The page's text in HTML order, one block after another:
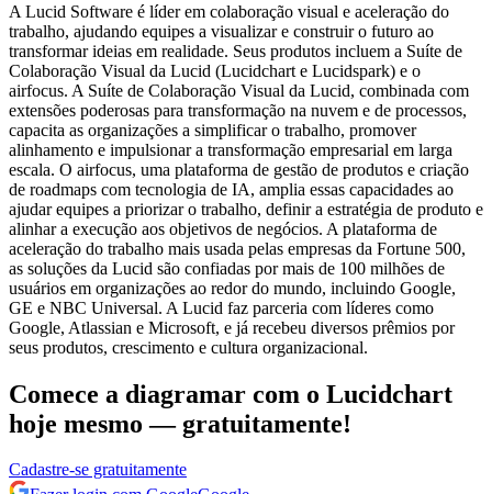
A Lucid Software é líder em colaboração visual e aceleração do
trabalho, ajudando equipes a visualizar e construir o futuro ao
transformar ideias em realidade. Seus produtos incluem a Suíte de
Colaboração Visual da Lucid (Lucidchart e Lucidspark) e o
airfocus. A Suíte de Colaboração Visual da Lucid, combinada com
extensões poderosas para transformação na nuvem e de processos,
capacita as organizações a simplificar o trabalho, promover
alinhamento e impulsionar a transformação empresarial em larga
escala. O airfocus, uma plataforma de gestão de produtos e criação
de roadmaps com tecnologia de IA, amplia essas capacidades ao
ajudar equipes a priorizar o trabalho, definir a estratégia de produto e
alinhar a execução aos objetivos de negócios. A plataforma de
aceleração do trabalho mais usada pelas empresas da Fortune 500,
as soluções da Lucid são confiadas por mais de 100 milhões de
usuários em organizações ao redor do mundo, incluindo Google,
GE e NBC Universal. A Lucid faz parceria com líderes como
Google, Atlassian e Microsoft, e já recebeu diversos prêmios por
seus produtos, crescimento e cultura organizacional.
Comece a diagramar com o Lucidchart
hoje mesmo — gratuitamente!
Cadastre‐se gratuitamente